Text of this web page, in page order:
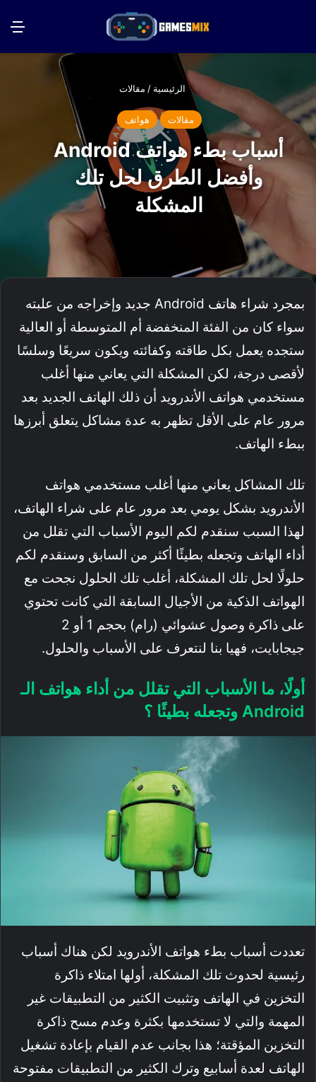
الرئيسية / مقالات
مقالات هواتف
أسباب بطء هواتف Android
وأفضل الطرق لحل تلك
المشكلة
بمجرد شراء هاتف Android جديد وإخراجه من علبته
سواء كان من الفئة المنخفضة أم المتوسطة أو العالية
ستجده يعمل بكل طاقته وكفائته ويكون سريعًا وسلسًا
لأقصى درجة، لكن المشكلة التي يعاني منها أغلب
مستخدمي هواتف الأندرويد أن ذلك الهاتف الجديد بعد
مرور عام على الأقل تظهر به عدة مشاكل يتعلق أبرزها
ببطء الهاتف.
تلك المشاكل يعاني منها أغلب مستخدمي هواتف
الأندرويد بشكل يومي بعد مرور عام على شراء الهاتف،
لهذا السبب سنقدم لكم اليوم الأسباب التي تقلل من
أداء الهاتف وتجعله بطيئًا أكثر من السابق وسنقدم لكم
حلولًا لحل تلك المشكلة، أغلب تلك الحلول نجحت مع
الهواتف الذكية من الأجيال السابقة التي كانت تحتوي
على ذاكرة وصول عشوائي (رام) بحجم 1 أو 2
جيجابايت، فهيا بنا لنتعرف على الأسباب والحلول.
أولًا، ما الأسباب التي تقلل من أداء هواتف الـ
Android وتجعله بطيئًا ؟
تعددت أسباب بطء هواتف الأندرويد لكن هناك أسباب
رئيسية لحدوث تلك المشكلة، أولها امتلاء ذاكرة
التخزين في الهاتف وتثبيت الكثير من التطبيقات غير
المهمة والتي لا تستخدمها بكثرة وعدم مسح ذاكرة
التخزين المؤقتة؛ هذا بجانب عدم القيام بإعادة تشغيل
الهاتف لعدة أسابيع وترك الكثير من التطبيقات مفتوحة